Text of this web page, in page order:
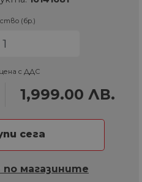
(бр.)
с ДДС
1,999.00 ЛВ.
сега
магазините